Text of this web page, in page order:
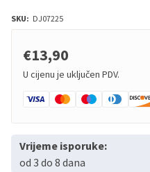
SKU: DJ07225
€13,90
U cijenu je uključen PDV.
Vrijeme isporuke:
od 3 do 8 dana